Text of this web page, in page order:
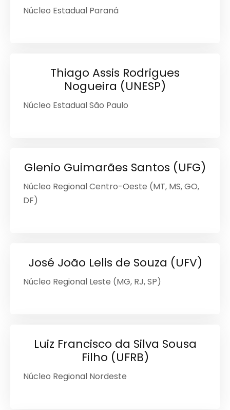
Núcleo Estadual Paraná
Thiago Assis Rodrigues
Nogueira (UNESP)
Núcleo Estadual São Paulo
Glenio Guimarães Santos (UFG)
Núcleo Regional Centro-Oeste (MT, MS, GO,
DF)
José João Lelis de Souza (UFV)
Núcleo Regional Leste (MG, RJ, SP)
Luiz Francisco da Silva Sousa
Filho (UFRB)
Núcleo Regional Nordeste